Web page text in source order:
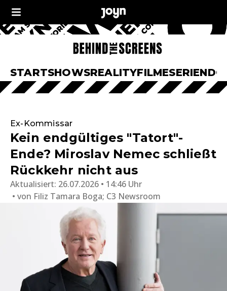
STARTSHOWSREALITYFILMESERIEN
Ex-Kommissar
Kein endgültiges "Tatort"-
Ende? Miroslav Nemec schließt
Rückkehr nicht aus
Aktualisiert: 26.07.2026 • 14:46 Uhr
von Filiz Tamara Boga; C3 Newsroom